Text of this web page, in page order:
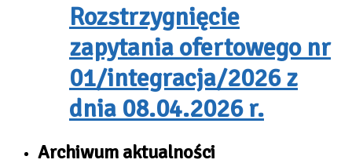
Rozstrzygnięcie
zapytania ofertowego nr
01/integracja/2026 z
dnia 08.04.2026 r.
Archiwum aktualności